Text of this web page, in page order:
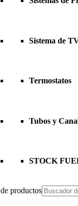
Sistema de
Termostatos
Tubos y
STOCK
productos